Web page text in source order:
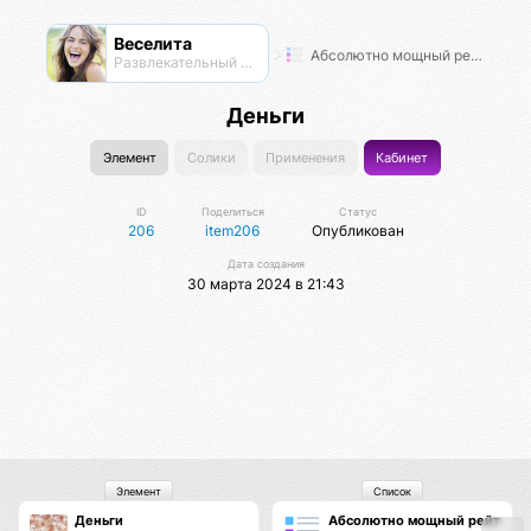
Веселита
Развлекательный нексус Абсолютно мощный рейтинг
Деньги
Элемент Солики Применения Кабинет
ID
206
Поделиться
item206
Статус
Опубликован
Дата создания
30 марта 2024 в 21:43
Деньги
Элемент
Абсолютно мощный рейтинг
Список